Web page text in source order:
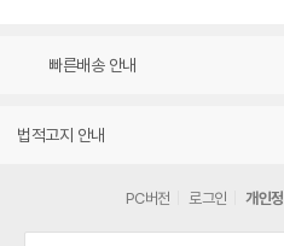
빠른배송 안내
법적고지 안내
PC버전 로그인 개인